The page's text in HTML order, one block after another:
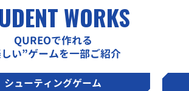
WORKS
QUREOで作れる
い”ゲームを一部ご紹介
シューティングゲーム